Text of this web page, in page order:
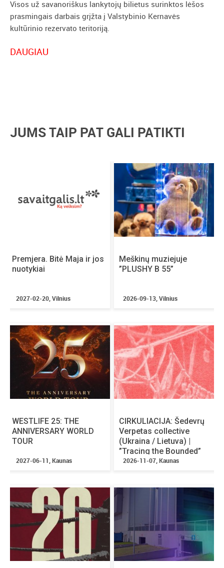
Visos už savanoriškus lankytojų bilietus surinktos lėšos
prasmingais darbais grįžta į Valstybinio Kernavės
kultūrinio rezervato teritoriją.
Įsigyk savanorišką Kernavės archeologinės vietovės
kultūrinio rezervato teritoriją.
DAUGIAU
JUMS TAIP PAT GALI PATIKTI
Premjera. Bitė Maja ir jos
nuotykiai
2027-02-20, Vilnius
Meškinų muziejuje
”PLUSHY B 55”
2026-09-13, Vilnius
WESTLIFE 25: THE
ANNIVERSARY WORLD
TOUR
2027-06-11, Kaunas
CIRKULIACIJA: Šedevrų
Verpetas collective
(Ukraina / Lietuva) |
”Tracing the Bounded”
PREMJERA
2026-11-07, Kaunas